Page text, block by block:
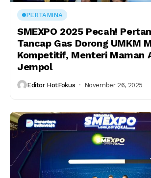
PERTAMINA
SMEXPO 2025 Pecah!
Tancap Gas Dorong UMKM
Kompetitif, Menteri Maman
Jempol
Editor HotFokus November 26, 2025